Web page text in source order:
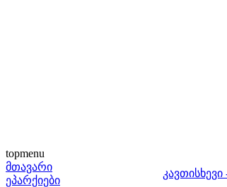
topmenu
მთავარი
ეპარქიები
კავთისხევი